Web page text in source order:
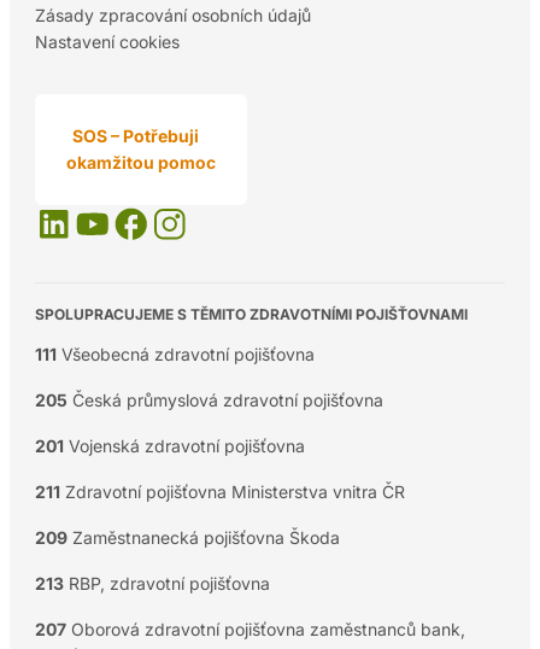
Zásady zpracování osobních údajů
Nastavení cookies
SOS – Potřebuji
okamžitou pomoc
SPOLUPRACUJEME S TĚMITO ZDRAVOTNÍMI POJIŠŤOVNAMI
111 Všeobecná zdravotní pojišťovna
205 Česká průmyslová zdravotní pojišťovna
201 Vojenská zdravotní pojišťovna
211 Zdravotní pojišťovna Ministerstva vnitra ČR
209Zaměstnanecká pojišťovna Škoda
213RBP, zdravotní pojišťovna
207Oborová zdravotní pojišťovna zaměstnanců bank,